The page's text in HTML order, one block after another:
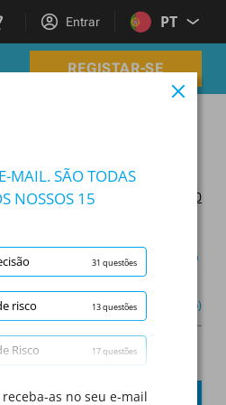
Entrar PT
REGISTAR-SE
Atualizado em 2024/05/30
de estudo
Outro (5)
Questão: /10
SUBMETER
MAIL. SÃO TODAS
NOSSOS 15
31 questões
risco 13 questões
Risco 17 questões
30 questões
as no seu e-mail